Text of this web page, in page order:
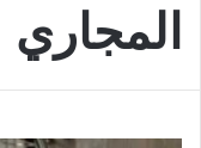
المجاري